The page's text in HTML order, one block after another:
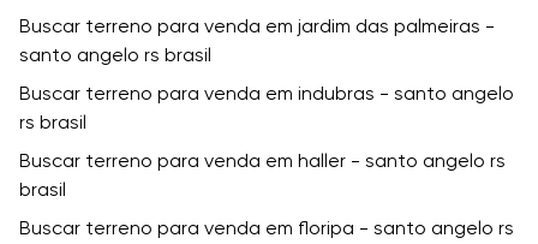
Buscar terreno para venda em jardim das palmeiras -
santo angelo rs brasil
Buscar terreno para venda em indubras - santo angelo
rs brasil
Buscar terreno para venda em haller - santo angelo rs
brasil
Buscar terreno para venda em floripa - santo angelo rs